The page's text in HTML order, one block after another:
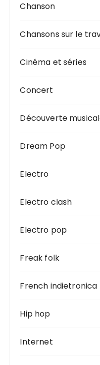
Chanson
Chansons sur le
Cinéma et séries
Concert
Découverte
Dream Pop
Electro
Electro clash
Electro pop
Freak folk
French indietronica
Hip hop
Internet